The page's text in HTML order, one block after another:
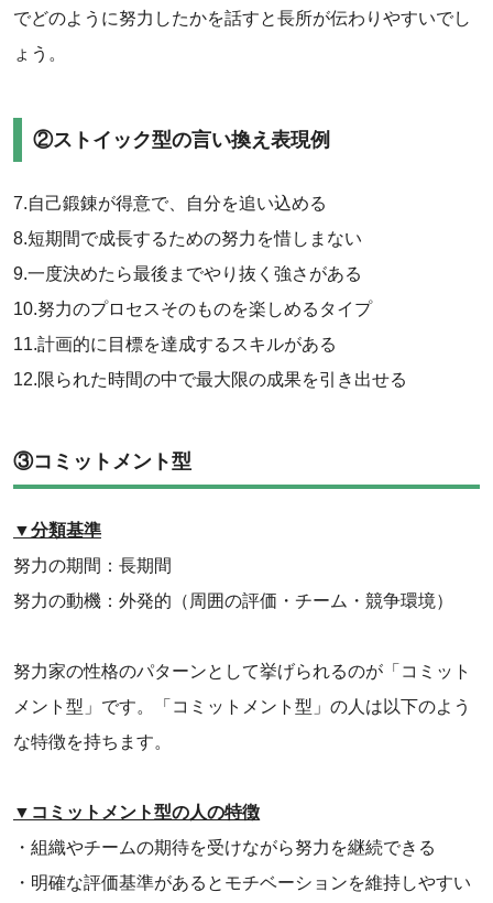
でどのように努力したかを話すと長所が伝わりやすいでし
ょう。
②ストイック型の言い換え表現例
‌7.自己鍛錬が得意で、自分を追い込める
8.短期間で成長するための努力を惜しまない
9.一度決めたら最後までやり抜く強さがある
10.努力のプロセスそのものを楽しめるタイプ
11.計画的に目標を達成するスキルがある
12.限られた時間の中で最大限の成果を引き出せる
③コミットメント型
▼分類基準
努力の期間：長期間
努力の動機：外発的（周囲の評価・チーム・競争環境）
努力家の性格のパターンとして挙げられるのが「コミット
メント型」です。「コミットメント型」の人は以下のよう
な特徴を持ちます。
▼コミットメント型の人の特徴
・組織やチームの期待を受けながら努力を継続できる
・明確な評価基準があるとモチベーションを維持しやすい